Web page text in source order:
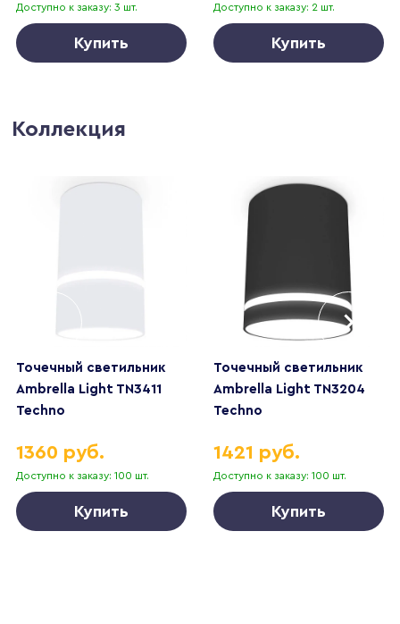
Доступно к заказу: 3 шт.
Купить
Доступно к заказу: 2 шт.
Купить
Коллекция
Точечный светильник
Ambrella Light TN3411
Techno
Доступно к заказу: 100 шт.
1360 руб.
Купить
Точечный светильник
Ambrella Light TN3204
Techno
Доступно к заказу: 100 шт.
1421 руб.
Купить